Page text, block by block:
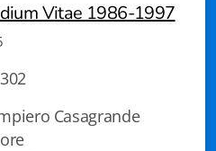
Vitae 1986-1997
Casagrande